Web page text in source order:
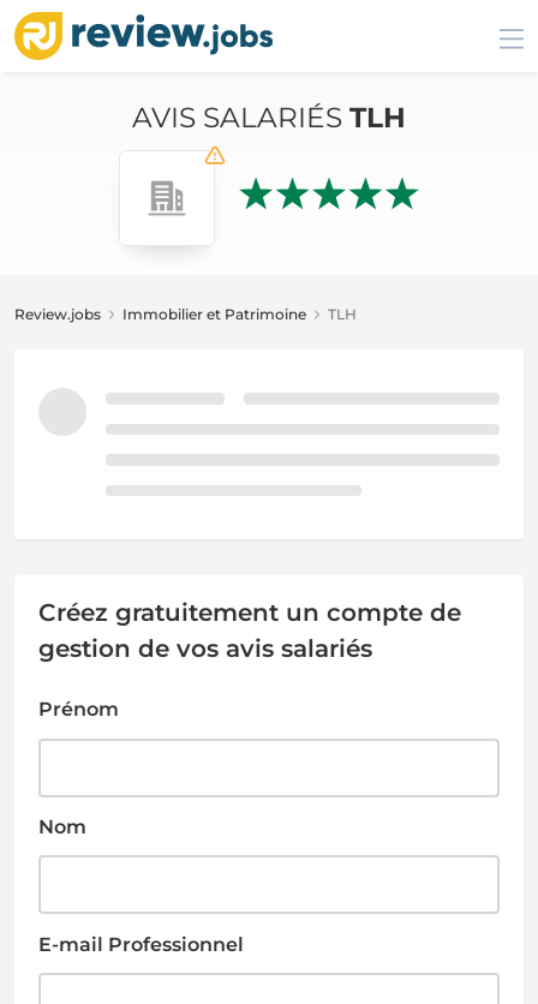
AVIS SALARIÉS TLH
Review.jobs Immobilier et Patrimoine TLH
Créez gratuitement un compte de
gestion de vos avis salariés
Prénom
Nom
E-mail Professionnel